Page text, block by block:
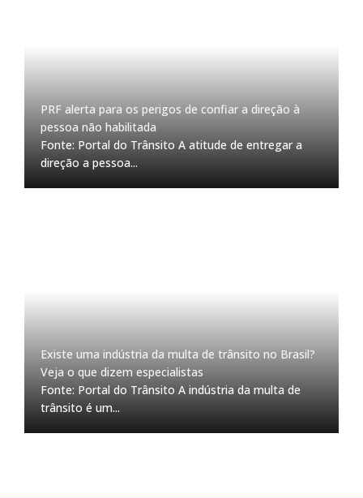
PRF alerta para os perigos de confiar a direção à
pessoa não habilitada
Fonte: Portal do Trânsito A atitude de entregar a
direção a pessoa...
Existe uma indústria da multa de trânsito no Brasil?
Veja o que dizem especialistas
Fonte: Portal do Trânsito A indústria da multa de
trânsito é um...